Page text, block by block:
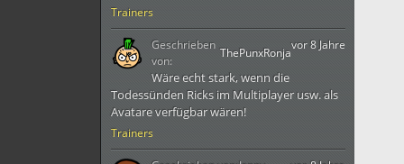
Trainers
Trainers
vor 8 Jahre
Wäre echt stark, wenn die
Todessünden Ricks im Multiplayer usw. als
Avatare verfügbar wären!
Geschrieben
von:
ThePunxRonja